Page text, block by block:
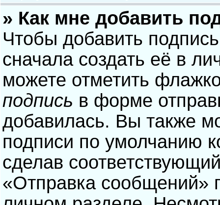
» Как мне добавить
Чтобы добавить
сначала создать её в
можете отметить
подпись в форме
добавилась. Вы также
подписи по умолчанию
сделав
«Отправка сообщений»